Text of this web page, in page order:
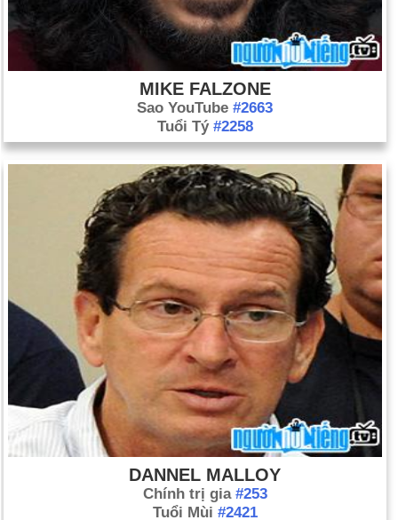
MIKE FALZONE
Sao YouTube #2663
Tuổi Tý #2258
DANNEL MALLOY
Chính trị gia #253
Tuổi Mùi #2421